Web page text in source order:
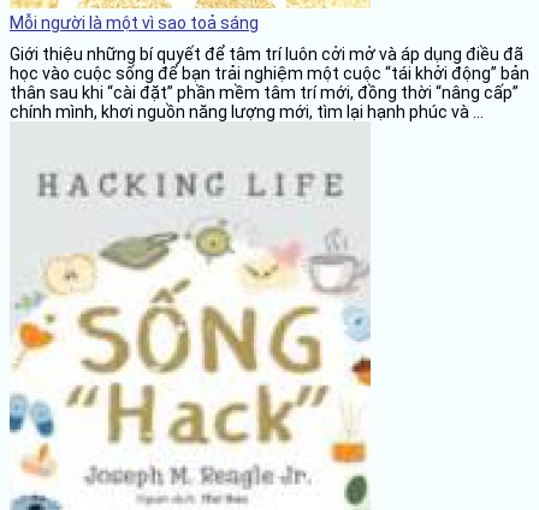
Mỗi người là một vì sao toả sáng
Giới thiệu những bí quyết để tâm trí luôn cởi mở và áp dụng điều đã
học vào cuộc sống để bạn trải nghiệm một cuộc “tái khởi động” bản
thân sau khi “cài đặt” phần mềm tâm trí mới, đồng thời “nâng cấp”
chính mình, khơi nguồn năng lượng mới, tìm lại hạnh phúc và ...